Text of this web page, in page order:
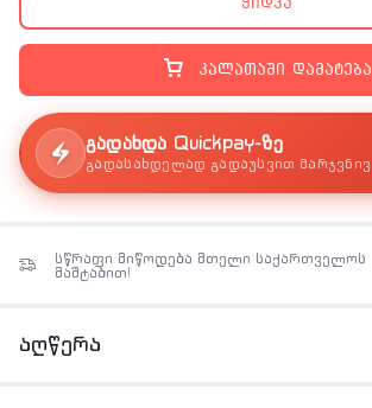
კალათაში დამატება
გადახდა Quickpay-ზე
გადასახდელად გადაუსვით მარჯვნივ
სწრაფი მიწოდება მთელი საქართველოს
მაშტაბით!
აღწერა